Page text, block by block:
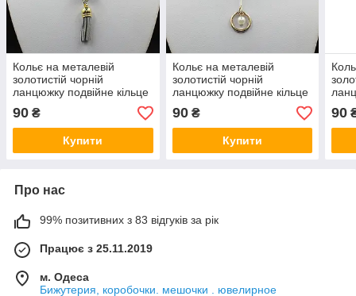
Кольє на металевій
золотистій чорній
ланцюжку подвійне кільце
з намистиною та підвіскою
хвостик довжина 70 см
90 ₴
Купити
Кольє на металевій
золотистій чорній
ланцюжку подвійне кільце
зі стразами та підвісками
перли довжина 70 см
90₴
Купити
90
Про нас
99% позитивних з 83 відгуків за рік
Працює з 25.11.2019
м. Одеса
Бижутерия, коробочки. мешочки . ювелирное